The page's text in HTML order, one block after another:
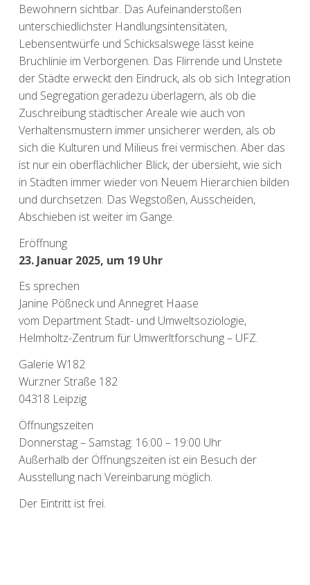
Bewohnern sichtbar. Das Aufeinanderstoßen
unterschiedlichster Handlungsintensitäten,
Lebensentwürfe und Schicksalswege lässt keine
Bruchlinie im Verborgenen. Das Flirrende und Unstete
der Städte erweckt den Eindruck, als ob sich Integration
und Segregation geradezu überlagern, als ob die
Zuschreibung städtischer Areale wie auch von
Verhaltensmustern immer unsicherer werden, als ob
sich die Kulturen und Milieus frei vermischen. Aber das
ist nur ein oberflächlicher Blick, der übersieht, wie sich
in Städten immer wieder von Neuem Hierarchien bilden
und durchsetzen. Das Wegstoßen, Ausscheiden,
Abschieben ist weiter im Gange.
Eröffnung
23. Januar 2025, um 19 Uhr
Es sprechen
Janine Pößneck und Annegret Haase
vom Department Stadt- und Umweltsoziologie,
Helmholtz-Zentrum für Umwerltforschung – UFZ.
Galerie W182
Wurzner Straße 182
04318 Leipzig
Öffnungszeiten
Donnerstag – Samstag: 16:00 – 19:00 Uhr
Außerhalb der Öffnungszeiten ist ein Besuch der
Ausstellung nach Vereinbarung möglich.
Der Eintritt ist frei.